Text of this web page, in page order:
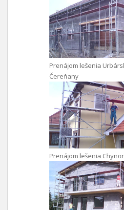
Prenájom lešenia
Čereňany
Prenájom lešenia